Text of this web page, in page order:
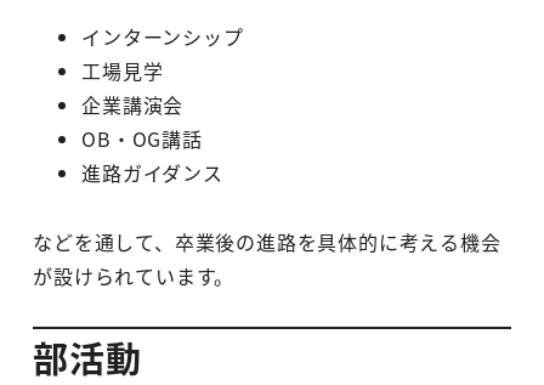
インターンシップ
工場見学
企業講演会
OB・OG講話
進路ガイダンス
などを通して、卒業後の進路を具体的に考える機会
が設けられています。
部活動